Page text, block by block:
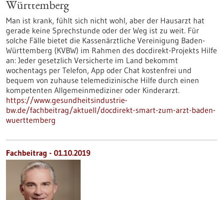
Württemberg
Man ist krank, fühlt sich nicht wohl, aber der Hausarzt hat
gerade keine Sprechstunde oder der Weg ist zu weit. Für
solche Fälle bietet die Kassenärztliche Vereinigung Baden-
Württemberg (KVBW) im Rahmen des docdirekt-Projekts Hilfe
an: Jeder gesetzlich Versicherte im Land bekommt
wochentags per Telefon, App oder Chat kostenfrei und
bequem von zuhause telemedizinische Hilfe durch einen
kompetenten Allgemeinmediziner oder Kinderarzt.
https://www.gesundheitsindustrie-
bw.de/fachbeitrag/aktuell/docdirekt-smart-zum-arzt-baden-
wuerttemberg
Fachbeitrag - 01.10.2019